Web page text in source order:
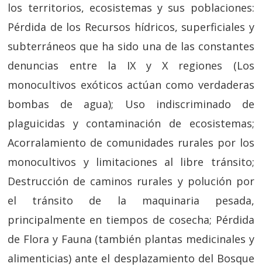
los territorios, ecosistemas y sus poblaciones:
Pérdida de los Recursos hídricos, superficiales y
subterráneos que ha sido una de las constantes
denuncias entre la IX y X regiones (Los
monocultivos exóticos actúan como verdaderas
bombas de agua); Uso indiscriminado de
plaguicidas y contaminación de ecosistemas;
Acorralamiento de comunidades rurales por los
monocultivos y limitaciones al libre tránsito;
Destrucción de caminos rurales y polución por
el tránsito de la maquinaria pesada,
principalmente en tiempos de cosecha; Pérdida
de Flora y Fauna (también plantas medicinales y
alimenticias) ante el desplazamiento del Bosque